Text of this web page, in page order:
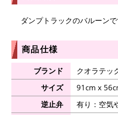
ダンプトラックのバルーンで
商品仕様
ブランド
クオラテッ
サイズ
91cm x
逆止弁
有り：空気